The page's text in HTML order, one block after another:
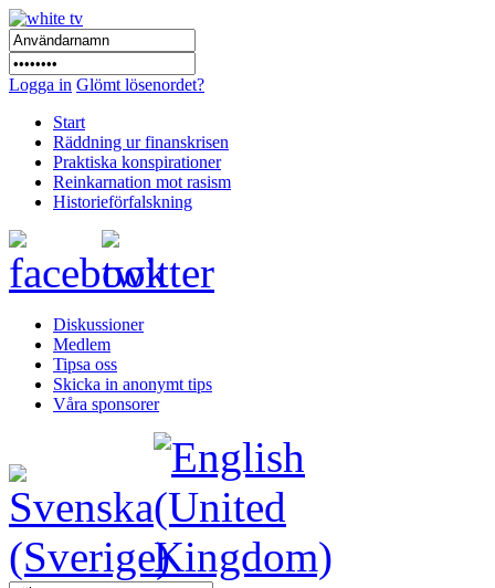
Logga in Glömt lösenordet?
Start
Räddning ur finanskrisen
Praktiska konspirationer
Reinkarnation mot rasism
Historieförfalskning
Diskussioner
Medlem
Tipsa oss
Skicka in anonymt tips
Våra sponsorer